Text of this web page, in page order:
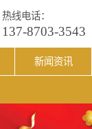
热线电话：
137-8703-3543
新闻资讯